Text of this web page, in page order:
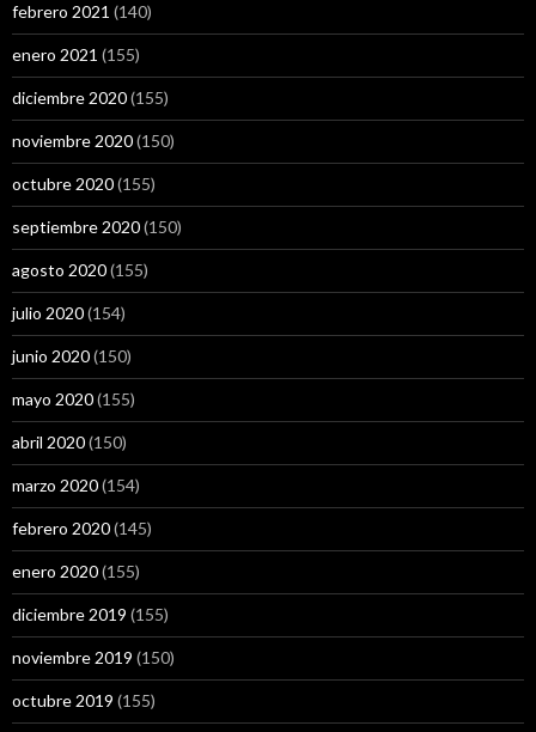
febrero 2021 (140)
enero 2021 (155)
diciembre 2020(155)
noviembre 2020(150)
octubre 2020(155)
septiembre 2020(150)
agosto 2020(155)
julio 2020(154)
junio 2020(150)
mayo 2020(155)
abril 2020(150)
marzo 2020(154)
febrero 2020(145)
enero 2020(155)
diciembre 2019 (155)
noviembre 2019 (150)
octubre 2019 (155)